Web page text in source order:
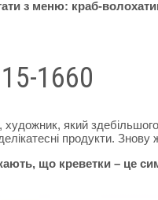
з меню: краб-
1660
який
продукти. Знову
що креветки – це